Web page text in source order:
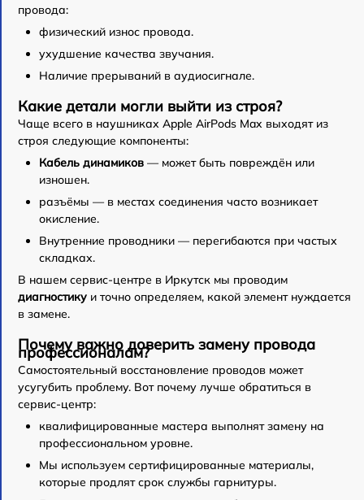
провода:
физический износ провода.
ухудшение качества звучания.
Наличие прерываний в аудиосигнале.
Какие детали могли выйти из строя?
Чаще всего в наушниках Apple AirPods Max выходят из
строя следующие компоненты:
Кабель динамиков — может быть повреждён или
изношен.
разъёмы — в местах соединения часто возникает
окисление.
Внутренние проводники — перегибаются при частых
складках.
В нашем сервис-центре в Иркутск мы проводим
диагностику и точно определяем, какой элемент нуждается
в замене.
Почему важно доверить замену провода
профессионалам?
Самостоятельный восстановление проводов может
усугубить проблему. Вот почему лучше обратиться в
сервис-центр:
квалифицированные мастера выполнят замену на
профессиональном уровне.
Мы используем сертифицированные материалы,
которые продлят срок службы гарнитуры.